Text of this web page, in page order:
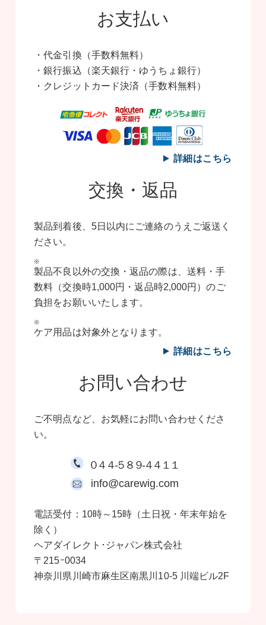
お支払い
・代金引換（手数料無料）
・銀行振込（楽天銀行・ゆうちょ銀行）
・クレジットカード決済（手数料無料）
詳細はこちら
交換・返品
製品到着後、5日以内にご連絡のうえご返送く
ださい。
製品不良以外の交換・返品の際は、送料・手
数料（交換時1,000円・返品時2,000円）のご
負担をお願いいたします。
ケア用品は対象外となります。
詳細はこちら
お問い合わせ
ご不明点など、お気軽にお問い合わせくださ
い。
０４４-５８９-４４１１
info@carewig.com
電話受付：10時～15時（土日祝・年末年始を
除く）
ヘアダイレクト･ジャパン株式会社
〒215ｰ0034
神奈川県川崎市麻生区南黒川10-5 川端ビル2F